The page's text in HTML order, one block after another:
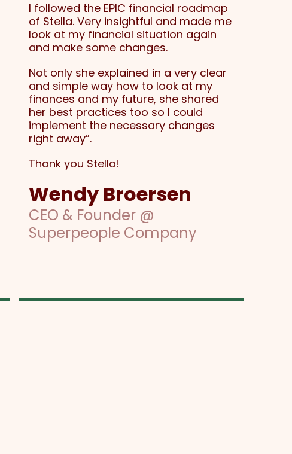
I followed the EPIC financial roadmap
of Stella. Very insightful and made me
look at my financial situation again
and make some changes.
Not only she explained in a very clear
and simple way how to look at my
finances and my future, she shared
her best practices too so I could
implement the necessary changes
right away”.
Thank you Stella!
Wendy Broersen
CEO & Founder @
Superpeople Company